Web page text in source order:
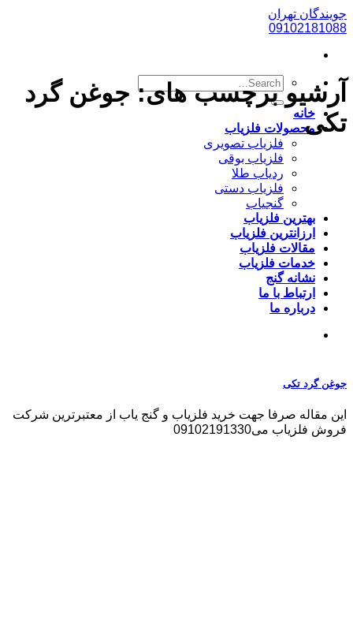
پرش
به
جویندگان تهران
09102181088
خانه
محصولات فلزیاب
فلزیاب تصویری
فلزیاب بوقی
ردیاب طلا
فلزیاب دستی
گنجیاب
بهترین فلزیاب
ارزانترین فلزیاب
مقالات فلزیاب
خدمات فلزیاب
نشانه گنج
ارتباط با ما
درباره ما
آرشیو برچسب های: جوغن گرد
تکی
جوغن گرد تکی
این مقاله صرفا جهت خرید فلزیاب و گنج یاب از معتبرترین شرکت
فروش فلزیاب می09102191330